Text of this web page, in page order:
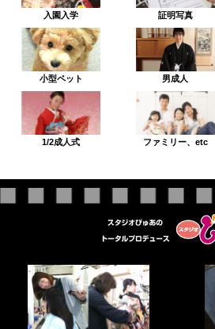
入園入学 証明写真
小型ペット 男成人
1/2成人式 ファミリー、etc